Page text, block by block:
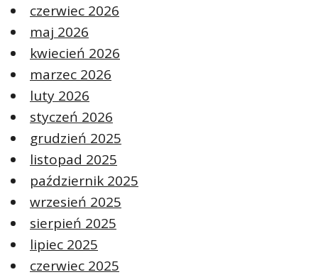
czerwiec 2026
maj 2026
kwiecień 2026
marzec 2026
luty 2026
styczeń 2026
grudzień 2025
listopad 2025
październik 2025
wrzesień 2025
sierpień 2025
lipiec 2025
czerwiec 2025